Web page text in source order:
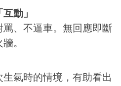
動」
、不逼車。無回應即斷
。
氣時的情境，有助看出